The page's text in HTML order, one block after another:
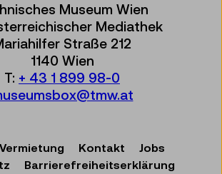
Museum Wien
Mediathek
Straße 212
1140 Wien
T: + 43 1 899 98-0
Vermietung Kontakt
Jobs
Barrierefreiheitserklärung